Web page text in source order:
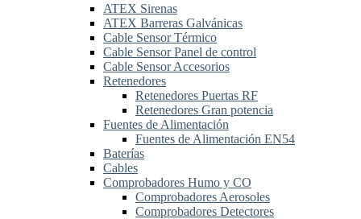
ATEX Sirenas
ATEX Barreras Galvánicas
Cable Sensor Térmico
Cable Sensor Panel de control
Cable Sensor Accesorios
Retenedores
Retenedores Puertas RF
Retenedores Gran potencia
Fuentes de Alimentación
Fuentes de Alimentación EN54
Baterías
Cables
Comprobadores Humo y CO
Comprobadores Aerosoles
Comprobadores Detectores